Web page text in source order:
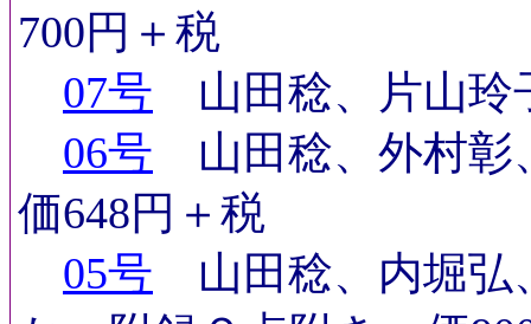
700円＋税
07号 山田稔、片山
06号 山田稔、外村
価648円＋税
05号 山田稔、内堀弘